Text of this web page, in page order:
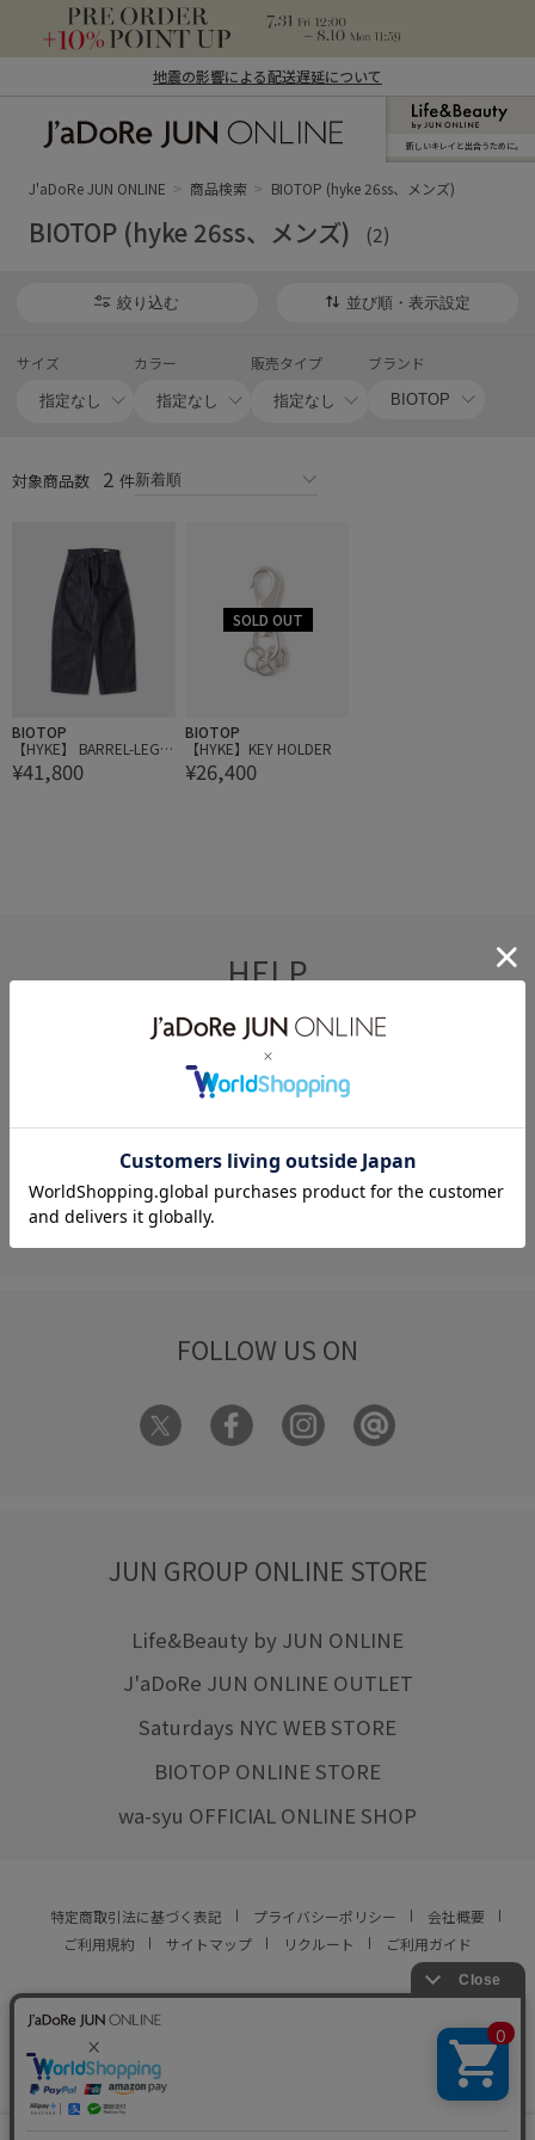
地震の影響による配送遅延について
ン オンライン）
新しいキレイと出合うために。
J'aDoRe JUN ONLINE 商品検索 BIOTOP (hyke 26ss、メンズ)
BIOTOP (hyke 26ss、メンズ) (2)
絞り込む 並び順・表示設定
サイズ カラー 販売タイプ ブランド
対象商品数 2 件
BIOTOP
【HYKE】 BARREL-LEG D
ENIM JEANS
¥41,800
BIOTOP
【HYKE】KEY HOLDER
¥26,400
HELP
何かお困りですか？
FAQ
お問い合わせ
フォーム
FOLLOW US ON
JUN GROUP ONLINE STORE
Life&Beauty by JUN ONLINE
J'aDoRe JUN ONLINE OUTLET
Saturdays NYC WEB STORE
BIOTOP ONLINE STORE
wa-syu OFFICIAL ONLINE SHOP
特定商取引法に基づく表記 プライバシーポリシー
会社概要
ご利用規約
サイトマップ リクルート ご利用ガイド
© JUN CO.,LTD. ALL RIGHTS RESERVED.